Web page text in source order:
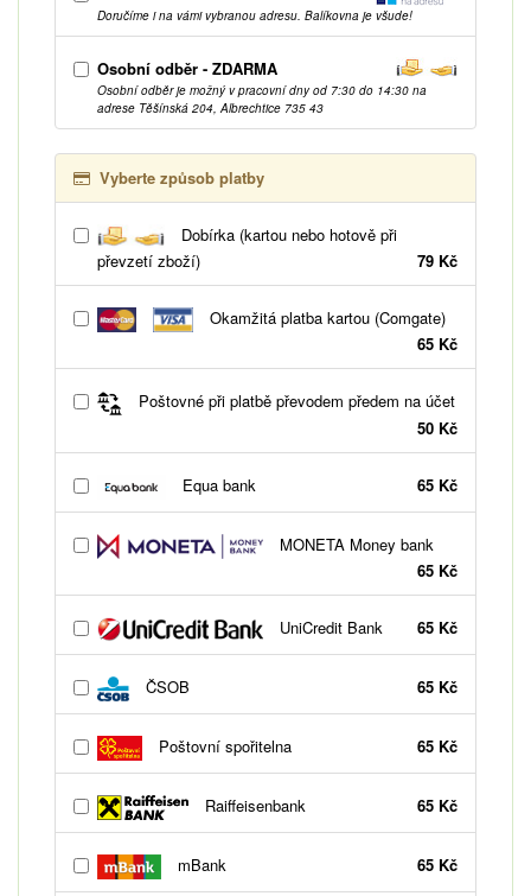
Doručíme i na vámi vybranou adresu. Balíkovna je všude!
Osobní odběr - ZDARMA
Osobní odběr je možný v pracovní dny od 7:30 do 14:30 na
adrese Těšínská 204, Albrechtice 735 43
Vyberte způsob platby
Dobírka (kartou nebo hotově při
převzetí zboží)
79 Kč
Okamžitá platba kartou (Comgate)
65 Kč
Poštovné při platbě převodem předem na účet
50 Kč
Equa bank 65 Kč
MONETA Money bank
65 Kč
UniCredit Bank 65 Kč
ČSOB 65 Kč
Poštovní spořitelna 65 Kč
Raiffeisenbank 65 Kč
mBank 65 Kč